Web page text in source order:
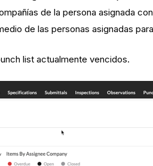
de la persona asignada
de las personas asignadas
list actualmente vencidos.